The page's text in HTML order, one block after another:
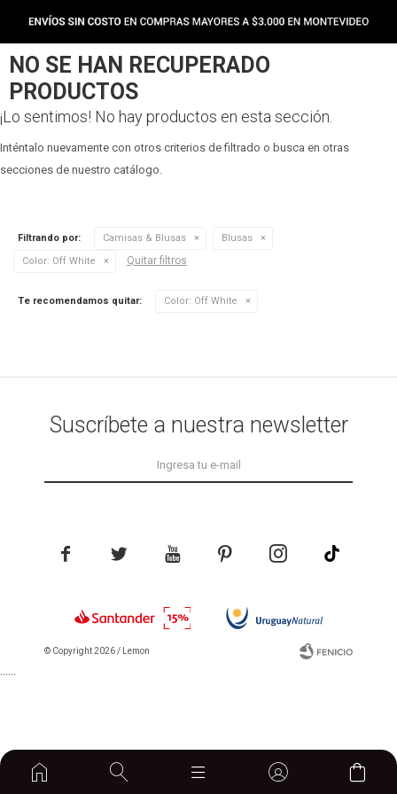
home 
NO SE HAN RECUPERADO
PRODUCTOS
¡Lo sentimos! No hay productos en esta sección.
Inténtalo nuevamente con otros criterios de filtrado o busca en otras
secciones de nuestro catálogo.
Filtrando por: Camisas & Blusas
Blusas
Color: Off White Quitar filtros
Te recomendamos quitar: Color: Off White
Suscríbete a nuestra newsletter
    
© Copyright 2026 / Lemon
``````